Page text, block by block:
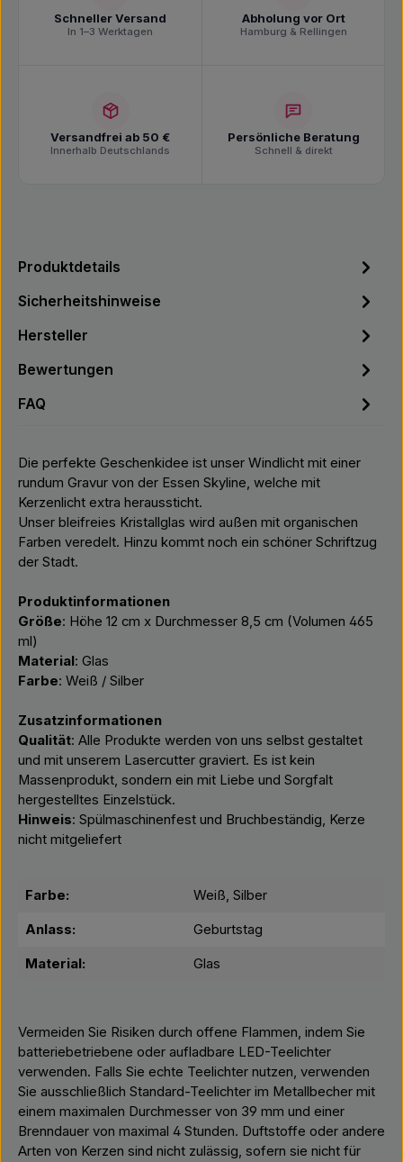
Schneller Versand
In 1–3 Werktagen
Abholung vor Ort
Hamburg & Rellingen
Versandfrei ab 50 €
Innerhalb Deutschlands
Persönliche Beratung
Schnell & direkt
Produktdetails
Sicherheitshinweise
Hersteller
Bewertungen
FAQ
Die perfekte Geschenkidee ist unser Windlicht mit einer
rundum Gravur von der Essen Skyline, welche mit
Kerzenlicht extra heraussticht.
Unser bleifreies Kristallglas wird außen mit organischen
Farben veredelt. Hinzu kommt noch ein schöner Schriftzug
der Stadt.
Produktinformationen
Größe: Höhe 12 cm x Durchmesser 8,5 cm (Volumen 465
ml)
Material: Glas
Farbe: Weiß / Silber
Zusatzinformationen
Qualität: Alle Produkte werden von uns selbst gestaltet
und mit unserem Lasercutter graviert. Es ist kein
Massenprodukt, sondern ein mit Liebe und Sorgfalt
hergestelltes Einzelstück.
Hinweis: Spülmaschinenfest und Bruchbeständig, Kerze
nicht mitgeliefert
Farbe: Weiß, Silber
Anlass: Geburtstag
Material: Glas
Vermeiden Sie Risiken durch offene Flammen, indem Sie
batteriebetriebene oder aufladbare LED-Teelichter
verwenden. Falls Sie echte Teelichter nutzen, verwenden
Sie ausschließlich Standard-Teelichter im Metallbecher mit
einem maximalen Durchmesser von 39 mm und einer
Brenndauer von maximal 4 Stunden. Duftstoffe oder andere
Arten von Kerzen sind nicht zulässig, sofern sie nicht für